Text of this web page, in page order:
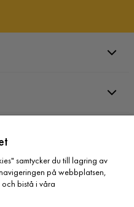
samtycker du till lagring av
på webbplatsen,
bistå i våra